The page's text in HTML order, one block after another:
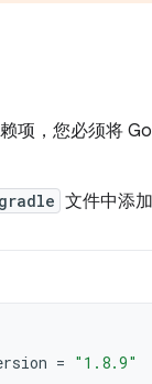
项，您必须将
文件中添
= "1.8.9"